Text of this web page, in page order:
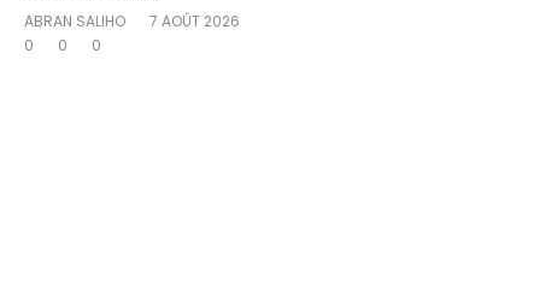
ABRAN SALIHO
7 AOÛT 2026
0
0 0